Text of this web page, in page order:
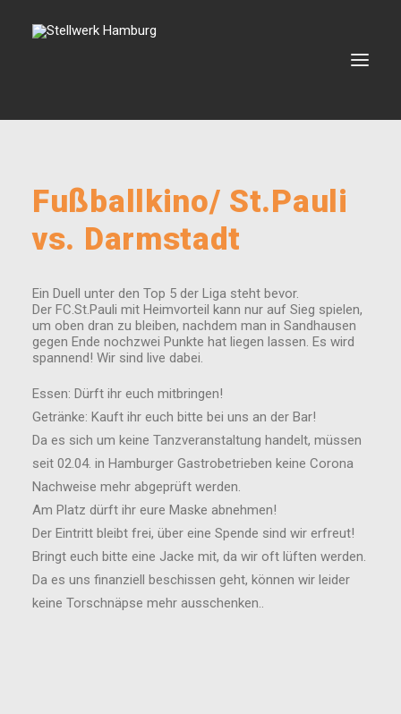
VERMIETUNG
BOOKING
KONTAKT
SEARCH
Fußballkino/ St.Pauli
vs. Darmstadt
Ein Duell unter den Top 5 der Liga steht bevor.
Der FC.St.Pauli mit Heimvorteil kann nur auf Sieg spielen,
um oben dran zu bleiben, nachdem man in Sandhausen
gegen Ende nochzwei Punkte hat liegen lassen. Es wird
spannend! Wir sind live dabei.
Essen: Dürft ihr euch mitbringen!
Getränke: Kauft ihr euch bitte bei uns an der Bar!
Da es sich um keine Tanzveranstaltung handelt, müssen
seit 02.04. in Hamburger Gastrobetrieben keine Corona
Nachweise mehr abgeprüft werden.
Am Platz dürft ihr eure Maske abnehmen!
Der Eintritt bleibt frei, über eine Spende sind wir erfreut!
Bringt euch bitte eine Jacke mit, da wir oft lüften werden.
Da es uns finanziell beschissen geht, können wir leider
keine Torschnäpse mehr ausschenken..